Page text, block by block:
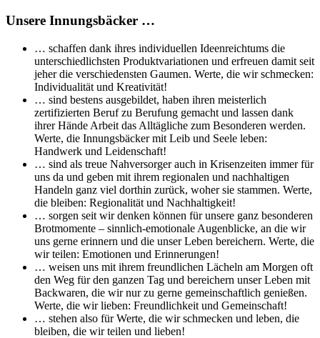
Unsere Innungsbäcker …
… schaffen dank ihres individuellen Ideenreichtums die
unterschiedlichsten Produktvariationen und erfreuen damit seit
jeher die verschiedensten Gaumen. Werte, die wir schmecken:
Individualität und Kreativität!
… sind bestens ausgebildet, haben ihren meisterlich
zertifizierten Beruf zu Berufung gemacht und lassen dank
ihrer Hände Arbeit das Alltägliche zum Besonderen werden.
Werte, die Innungsbäcker mit Leib und Seele leben:
Handwerk und Leidenschaft!
… sind als treue Nahversorger auch in Krisenzeiten immer für
uns da und geben mit ihrem regionalen und nachhaltigen
Handeln ganz viel dorthin zurück, woher sie stammen. Werte,
die bleiben: Regionalität und Nachhaltigkeit!
… sorgen seit wir denken können für unsere ganz besonderen
Brotmomente – sinnlich-emotionale Augenblicke, an die wir
uns gerne erinnern und die unser Leben bereichern. Werte, die
wir teilen: Emotionen und Erinnerungen!
… weisen uns mit ihrem freundlichen Lächeln am Morgen oft
den Weg für den ganzen Tag und bereichern unser Leben mit
Backwaren, die wir nur zu gerne gemeinschaftlich genießen.
Werte, die wir lieben: Freundlichkeit und Gemeinschaft!
… stehen also für Werte, die wir schmecken und leben, die
bleiben, die wir teilen und lieben!